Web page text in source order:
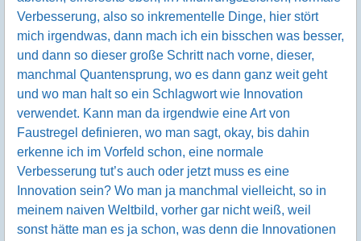
Verbesserung, also so inkrementelle Dinge, hier stört
mich irgendwas, dann mach ich ein bisschen was besser,
und dann so dieser große Schritt nach vorne, dieser,
manchmal Quantensprung, wo es dann ganz weit geht
und wo man halt so ein Schlagwort wie Innovation
verwendet. Kann man da irgendwie eine Art von
Faustregel definieren, wo man sagt, okay, bis dahin
erkenne ich im Vorfeld schon, eine normale
Verbesserung tut’s auch oder jetzt muss es eine
Innovation sein? Wo man ja manchmal vielleicht, so in
meinem naiven Weltbild, vorher gar nicht weiß, weil
sonst hätte man es ja schon, was denn die Innovationen